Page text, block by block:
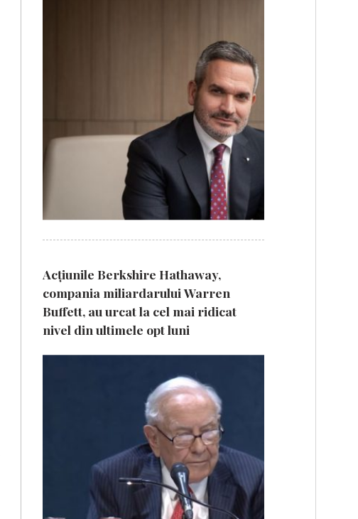
Acțiunile Berkshire Hathaway,
compania miliardarului Warren
Buffett, au urcat la cel mai ridicat
nivel din ultimele opt luni